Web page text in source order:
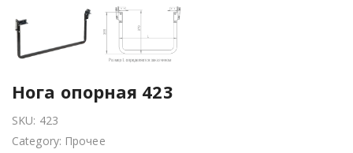
Нога опорная 423
SKU: 423
Category: Прочее